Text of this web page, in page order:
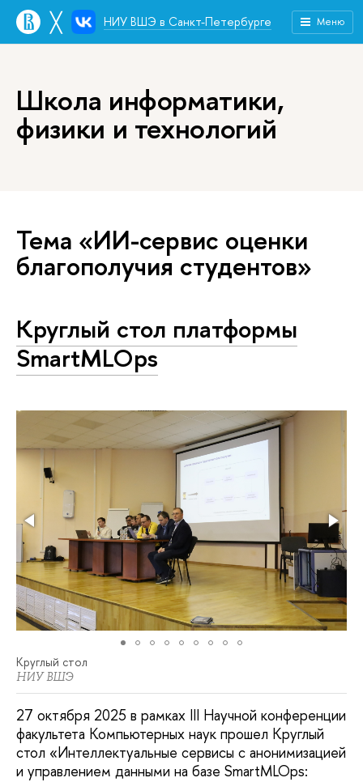
╳ НИУ ВШЭ в Санкт-Петербурге Меню
Школа информатики,
физики и технологий
Тема «ИИ-сервис оценки
благополучия студентов»
Круглый стол платформы
SmartMLOps
Круглый стол
НИУ ВШЭ
27 октября 2025 в рамках III Научной конференции
факультета Компьютерных наук прошел Круглый
стол «Интеллектуальные сервисы с анонимизацией
и управлением данными на базе SmartMLOps: